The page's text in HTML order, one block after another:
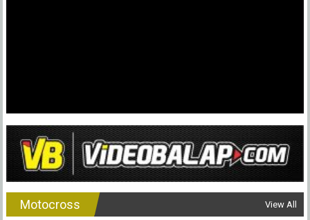
Motocross View All